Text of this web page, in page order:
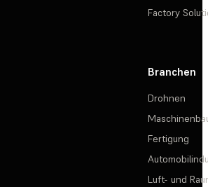
Factory
Branchen
Drohnen
Fertigung
Luft- und